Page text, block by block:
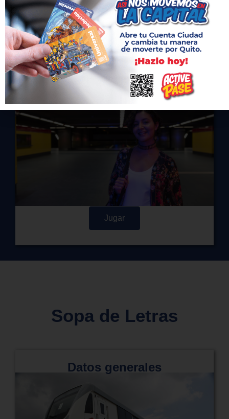
Difícil (80 piezas)
a
Jugar
Sopa de Letras
Datos generales